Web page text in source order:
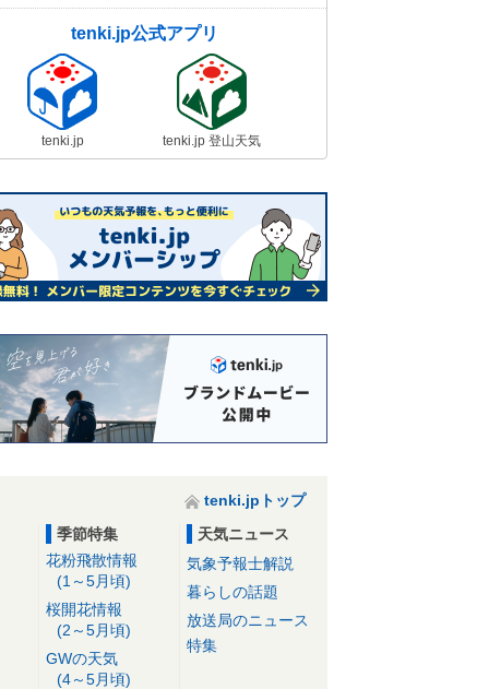
tenki.jp公式アプリ
tenki.jp tenki.jp 登山天気
tenki.jpトップ
季節特集
花粉飛散情報
(1～5月頃)
桜開花情報
(2～5月頃)
GWの天気
(4～5月頃)
天気ニュース
気象予報士解説
暮らしの話題
放送局のニュース
特集